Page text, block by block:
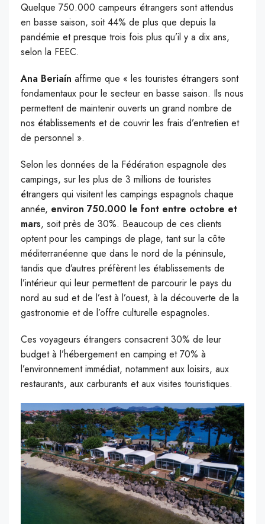
Quelque 750.000 campeurs étrangers sont attendus
en basse saison, soit 44% de plus que depuis la
pandémie et presque trois fois plus qu’il y a dix ans,
selon la FEEC.
Ana Beriaín affirme que « les touristes étrangers sont
fondamentaux pour le secteur en basse saison. Ils nous
permettent de maintenir ouverts un grand nombre de
nos établissements et de couvrir les frais d’entretien et
de personnel ».
Selon les données de la Fédération espagnole des
campings, sur les plus de 3 millions de touristes
étrangers qui visitent les campings espagnols chaque
année, environ 750.000 le font entre octobre et
mars, soit près de 30%. Beaucoup de ces clients
optent pour les campings de plage, tant sur la côte
méditerranéenne que dans le nord de la péninsule,
tandis que d’autres préfèrent les établissements de
l’intérieur qui leur permettent de parcourir le pays du
nord au sud et de l’est à l’ouest, à la découverte de la
gastronomie et de l’offre culturelle espagnoles.
Ces voyageurs étrangers consacrent 30% de leur
budget à l’hébergement en camping et 70% à
l’environnement immédiat, notamment aux loisirs, aux
restaurants, aux carburants et aux visites touristiques.